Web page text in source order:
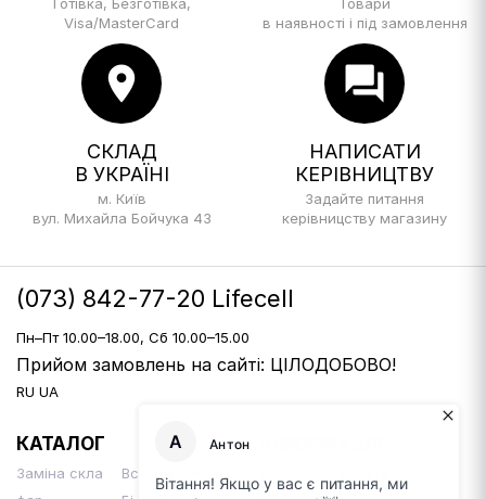
Visa/MasterCard
в наявності і під замовлення
location_on
СКЛАД
В УКРАЇНІ
м. Київ
вул. Михайла Бойчука 43
forum
НАПИСАТИ
КЕРІВНИЦТВУ
Задайте питання
керівницству магазину
(073) 842-77-20 Lifecell
Пн–Пт 10.00–18.00, Сб 10.00–15.00
Прийом замовлень на сайті: ЦІЛОДОБОВО!
RU UA
КАТАЛОГ
Заміна скла
Встановлення